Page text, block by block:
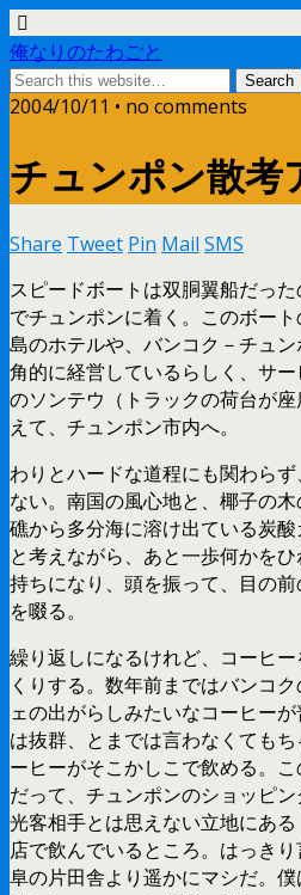
俺なりのたわごと
2004/10/11 • no comments
チュンポン散考
Share Tweet Pin Mail SMS
スピードボートは双胴翼船だっ
でチュンポンに着く。このボー
島のホテルや、バンコク－チュ
角的に経営しているらしく、サ
のソンテウ（トラックの荷台が
えて、チュンポン市内へ。
わりとハードな道程にも関わら
ない。南国の風心地と、椰子の
礁から多分海に溶け出ている炭
と考えながら、あと一歩何かを
持ちになり、頭を振って、目の
を啜る。
繰り返しになるけれど、コーヒ
くりする。数年前まではバンコ
ェの出がらしみたいなコーヒー
は抜群、とまでは言わなくても
ーヒーがそこかしこで飲める。
だって、チュンポンのショッピ
光客相手とは思えない立地にあ
店で飲んでいるところ。はっき
阜の片田舎より遥かにマシだ。